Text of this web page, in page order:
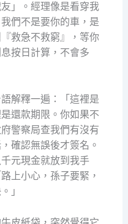
」。經理像是看穿我
們不是要你的車，是
救急不救窮』，等你
按日計算，不會多
解釋一遍：「這裡是
還款期限。你如果不
警察局查我們有沒有
確認無誤後才簽名。
元現金就放到我手
上小心，孫子要緊，
」